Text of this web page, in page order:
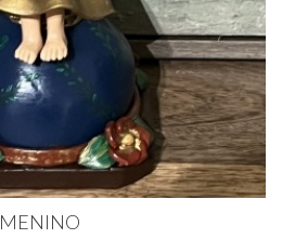
MENINO